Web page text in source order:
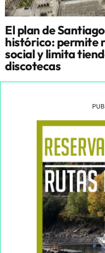
El plan de
histórico: permite
social y limita
discotecas